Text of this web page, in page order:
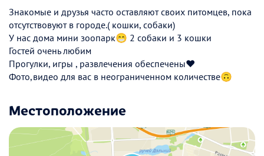
Знакомые и друзья часто оставляют своих питомцев, пока
отсутствовуют в городе.( кошки, собаки)
У нас дома мини зоопарк😁 2 собаки и 3 кошки
Гостей очень любим
Прогулки, игры , развлечения обеспечены❤
Фото,видео для вас в неограниченном количестве🙃
Местоположение